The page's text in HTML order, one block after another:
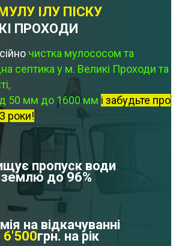
ІЛУ ПІСКУ
ПРОХОДИ
чистка мулососом та
септика у м. Великі Проходи та
50 мм до 1600 мм і забудьте про
роки!
пропуск води
землю до 96%
на відкачуванні
6'500грн. на рік